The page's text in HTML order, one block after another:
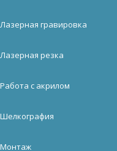
Лазерная гравировка
Лазерная резка
Работа с акрилом
Шелкография
Монтаж